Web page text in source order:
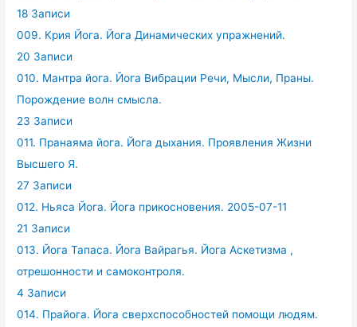
18 Записи
009. Крия Йога. Йога Динамических упражнений.
20 Записи
010. Мантра йога. Йога Вибрации Речи, Мысли, Праны.
Порождение волн смысла.
23 Записи
011. Пранаяма йога. Йога дыхания. Проявления Жизни
Высшего Я.
27 Записи
012. Ньяса Йога. Йога прикосновения. 2005-07-11
21 Записи
013. Йога Тапаса. Йога Вайрагья. Йога Аскетизма ,
отрешонности и самоконтроля.
4 Записи
014. Прайога. Йога сверхспособностей помощи людям.